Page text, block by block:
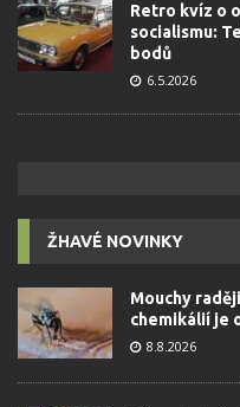
Retro kvíz o
socialismu:
bodů
6.5.2026
ŽHAVÉ NOVINKY
Mouchy
chemikálií je
8.8.2026